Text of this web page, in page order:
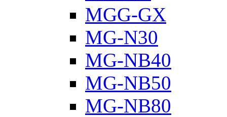
MGG-GX
MG-N30
MG-NB40
MG-NB50
MG-NB80